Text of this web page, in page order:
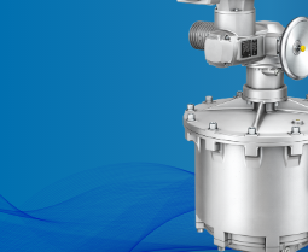
Nordamerika